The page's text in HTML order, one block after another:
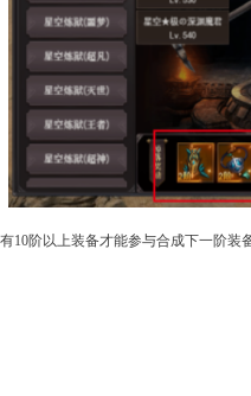
10阶以上装备才能参与合成下一阶